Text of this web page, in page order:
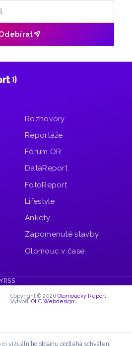
Rozhovory
Reportáže
Fórum OR
DataReport
FotoReport
Lifestyle
Ankety
Zapomenuté stavby
Olomouc v čase
RSS
Copyright © 2026 Olomoucký Report
VytvořilOLC Webdesign
vizuálního obsahu podléhá schválení